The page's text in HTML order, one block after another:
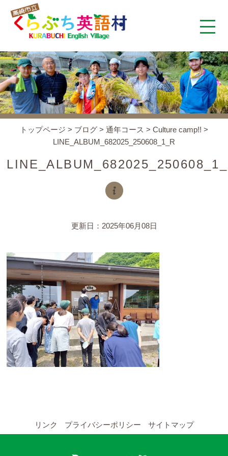
くらぶち英語村とは
コンセプト
YouTubeチャンネル
留学の申し込み
通年コース
週末コース
短期コース
留学コースのご案内
週末コース
トップページ > ブログ > 通年コース > Culture camp!! >
LINE_ALBUM_682025_250608_1_R
更新日：2025年06月08日
リンク プライバシーポリシー サイトマップ